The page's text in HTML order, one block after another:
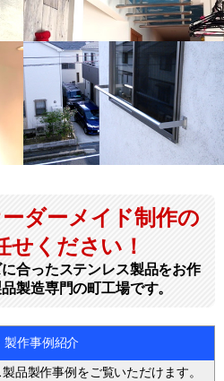
ダーメイド制作の
せください！
合ったステンレス製品をお作
製造専門の町工場です。
製作事例紹介
品製作事例をご覧いただけます。